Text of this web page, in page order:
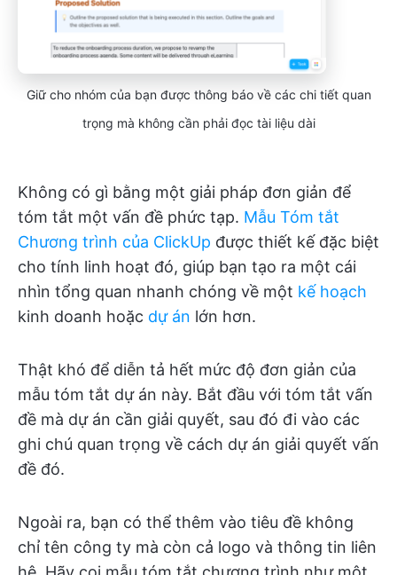
Giữ cho nhóm của bạn được thông báo về các chi tiết quan
trọng mà không cần phải đọc tài liệu dài
Không có gì bằng một giải pháp đơn giản để
tóm tắt một vấn đề phức tạp. Mẫu Tóm tắt
Chương trình của ClickUp được thiết kế đặc biệt
cho tính linh hoạt đó, giúp bạn tạo ra một cái
nhìn tổng quan nhanh chóng về một kế hoạch
kinh doanh hoặc dự án lớn hơn.
Thật khó để diễn tả hết mức độ đơn giản của
mẫu tóm tắt dự án này. Bắt đầu với tóm tắt vấn
đề mà dự án cần giải quyết, sau đó đi vào các
ghi chú quan trọng về cách dự án giải quyết vấn
đề đó.
Ngoài ra, bạn có thể thêm vào tiêu đề không
chỉ tên công ty mà còn cả logo và thông tin liên